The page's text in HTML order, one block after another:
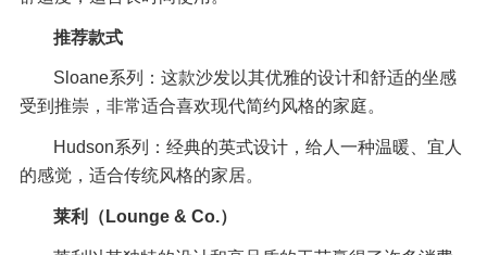
推荐款式
Sloane系列：这款沙发以其优雅的设计和舒适的坐感
受到推崇，非常适合喜欢现代简约风格的家庭。
Hudson系列：经典的英式设计，给人一种温暖、宜人
的感觉，适合传统风格的家居。
莱利（Lounge & Co.）